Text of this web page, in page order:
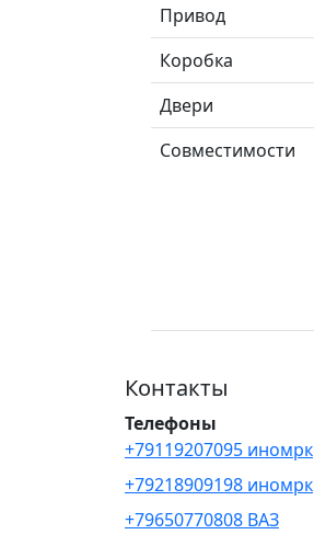
Привод
Коробка
Двери
Совместимости
Контакты
Телефоны
+79119207095 иномрк
+79218909198 иномрк
+79650770808 ВАЗ